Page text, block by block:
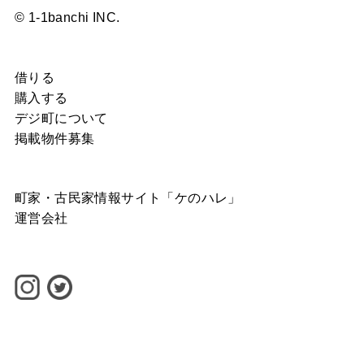
© 1-1banchi INC.
借りる
購入する
デジ町について
掲載物件募集
町家・古民家情報サイト「ケのハレ」
運営会社